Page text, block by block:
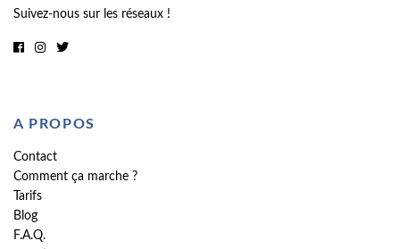
Suivez-nous sur les réseaux !
A PROPOS
Contact
Comment ça marche ?
Tarifs
Blog
F.A.Q.